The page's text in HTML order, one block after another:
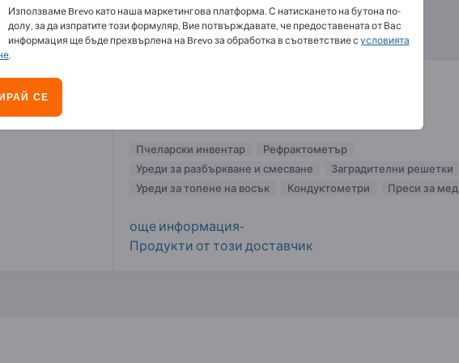
инвентар доставчици (1)
Пчеларски инвентар
Рефрактометър
Уреди за разбъркване и смесване
Заградителни решетки
Уреди за топене на восък
Кондуктометри Преси за мед
още информация-
Продукти от този доставчик
Използваме Brevo като наша маркетингова платформа. С натискането на бутона по-
долу, за да изпратите този формуляр, Вие потвърждавате, че предоставената от Вас
информация ще бъде прехвърлена на Brevo за обработка в съответствие с условията
.
СЕ